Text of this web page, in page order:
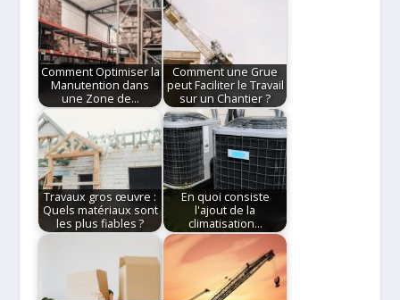
Comment Optimiser la
Manutention dans
une Zone de…
Comment une Grue
peut Faciliter le Travail
sur un Chantier ?
Travaux gros œuvre :
Quels matériaux sont
les plus fiables ?
En quoi consiste
l'ajout de la
climatisation…